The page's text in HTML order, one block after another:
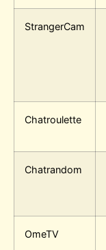
StrangerCam
Chatroulette
Chatrandom
OmeTV